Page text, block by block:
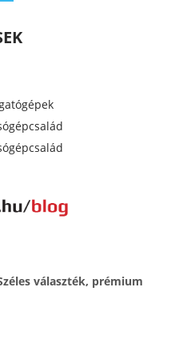
választék, prémium